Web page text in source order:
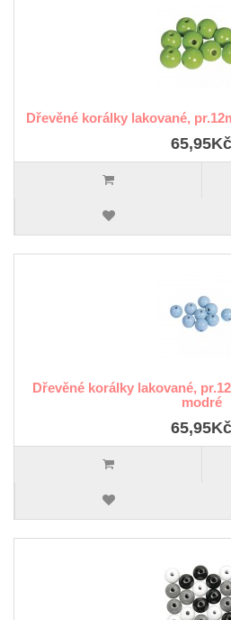
Dřevěné korálky lakované,
65,95Kč
Dřevěné korálky lakované,
modré
65,95Kč